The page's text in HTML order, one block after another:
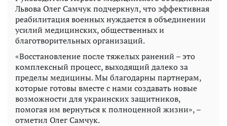
Львова Олег Самчук подчеркнул, что эффективная
реабилитация военных нуждается в объединении
усилий медицинских, общественных и
благотворительных организаций.
«Восстановление после тяжелых ранений – это
комплексный процесс, выходящий далеко за
пределы медицины. Мы благодарны партнерам,
которые готовы вместе с нами создавать новые
возможности для украинских защитников,
помогая им вернуться к полноценной жизни», –
отметил Олег Самчук.